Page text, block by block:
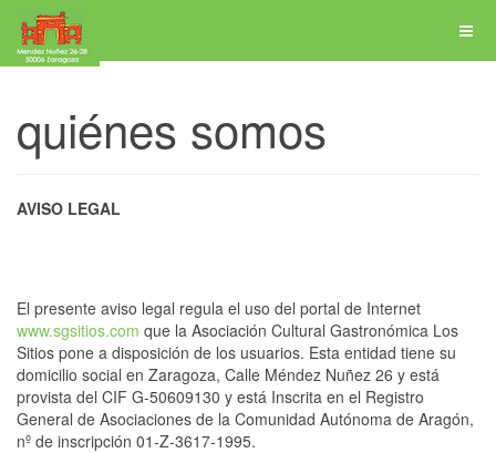
quiénes somos
AVISO LEGAL
El presente aviso legal regula el uso del portal de Internet
www.sgsitios.com que la Asociación Cultural Gastronómica Los
Sitios pone a disposición de los usuarios. Esta entidad tiene su
domicilio social en Zaragoza, Calle Méndez Nuñez 26 y está
provista del CIF G-50609130 y está Inscrita en el Registro
General de Asociaciones de la Comunidad Autónoma de Aragón,
nº de inscripción 01-Z-3617-1995.